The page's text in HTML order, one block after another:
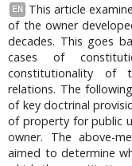
EN
This article
of the owner
decades. This goes
cases of
constitutionality of
relations. The
of key doctrinal
of property for public
owner. The above-
aimed to determine